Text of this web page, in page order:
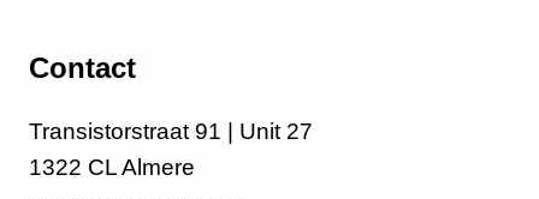
Contact
Transistorstraat 91 | Unit 27
1322 CL Almere